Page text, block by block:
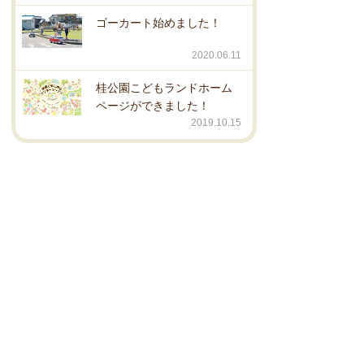
ゴーカート始めました！
2020.06.11
桂公園こどもランドホーム
ページができました！
2019.10.15